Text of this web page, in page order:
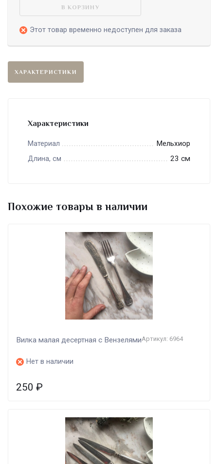
В КОРЗИНУ
Этот товар временно недоступен для заказа
ХАРАКТЕРИСТИКИ
Характеристики
Материал Мельхиор
Длина, см 23 см
Похожие товары в наличии
Вилка малая десертная с ВензелямиАртикул: 6964
Нет в наличии
250 ₽